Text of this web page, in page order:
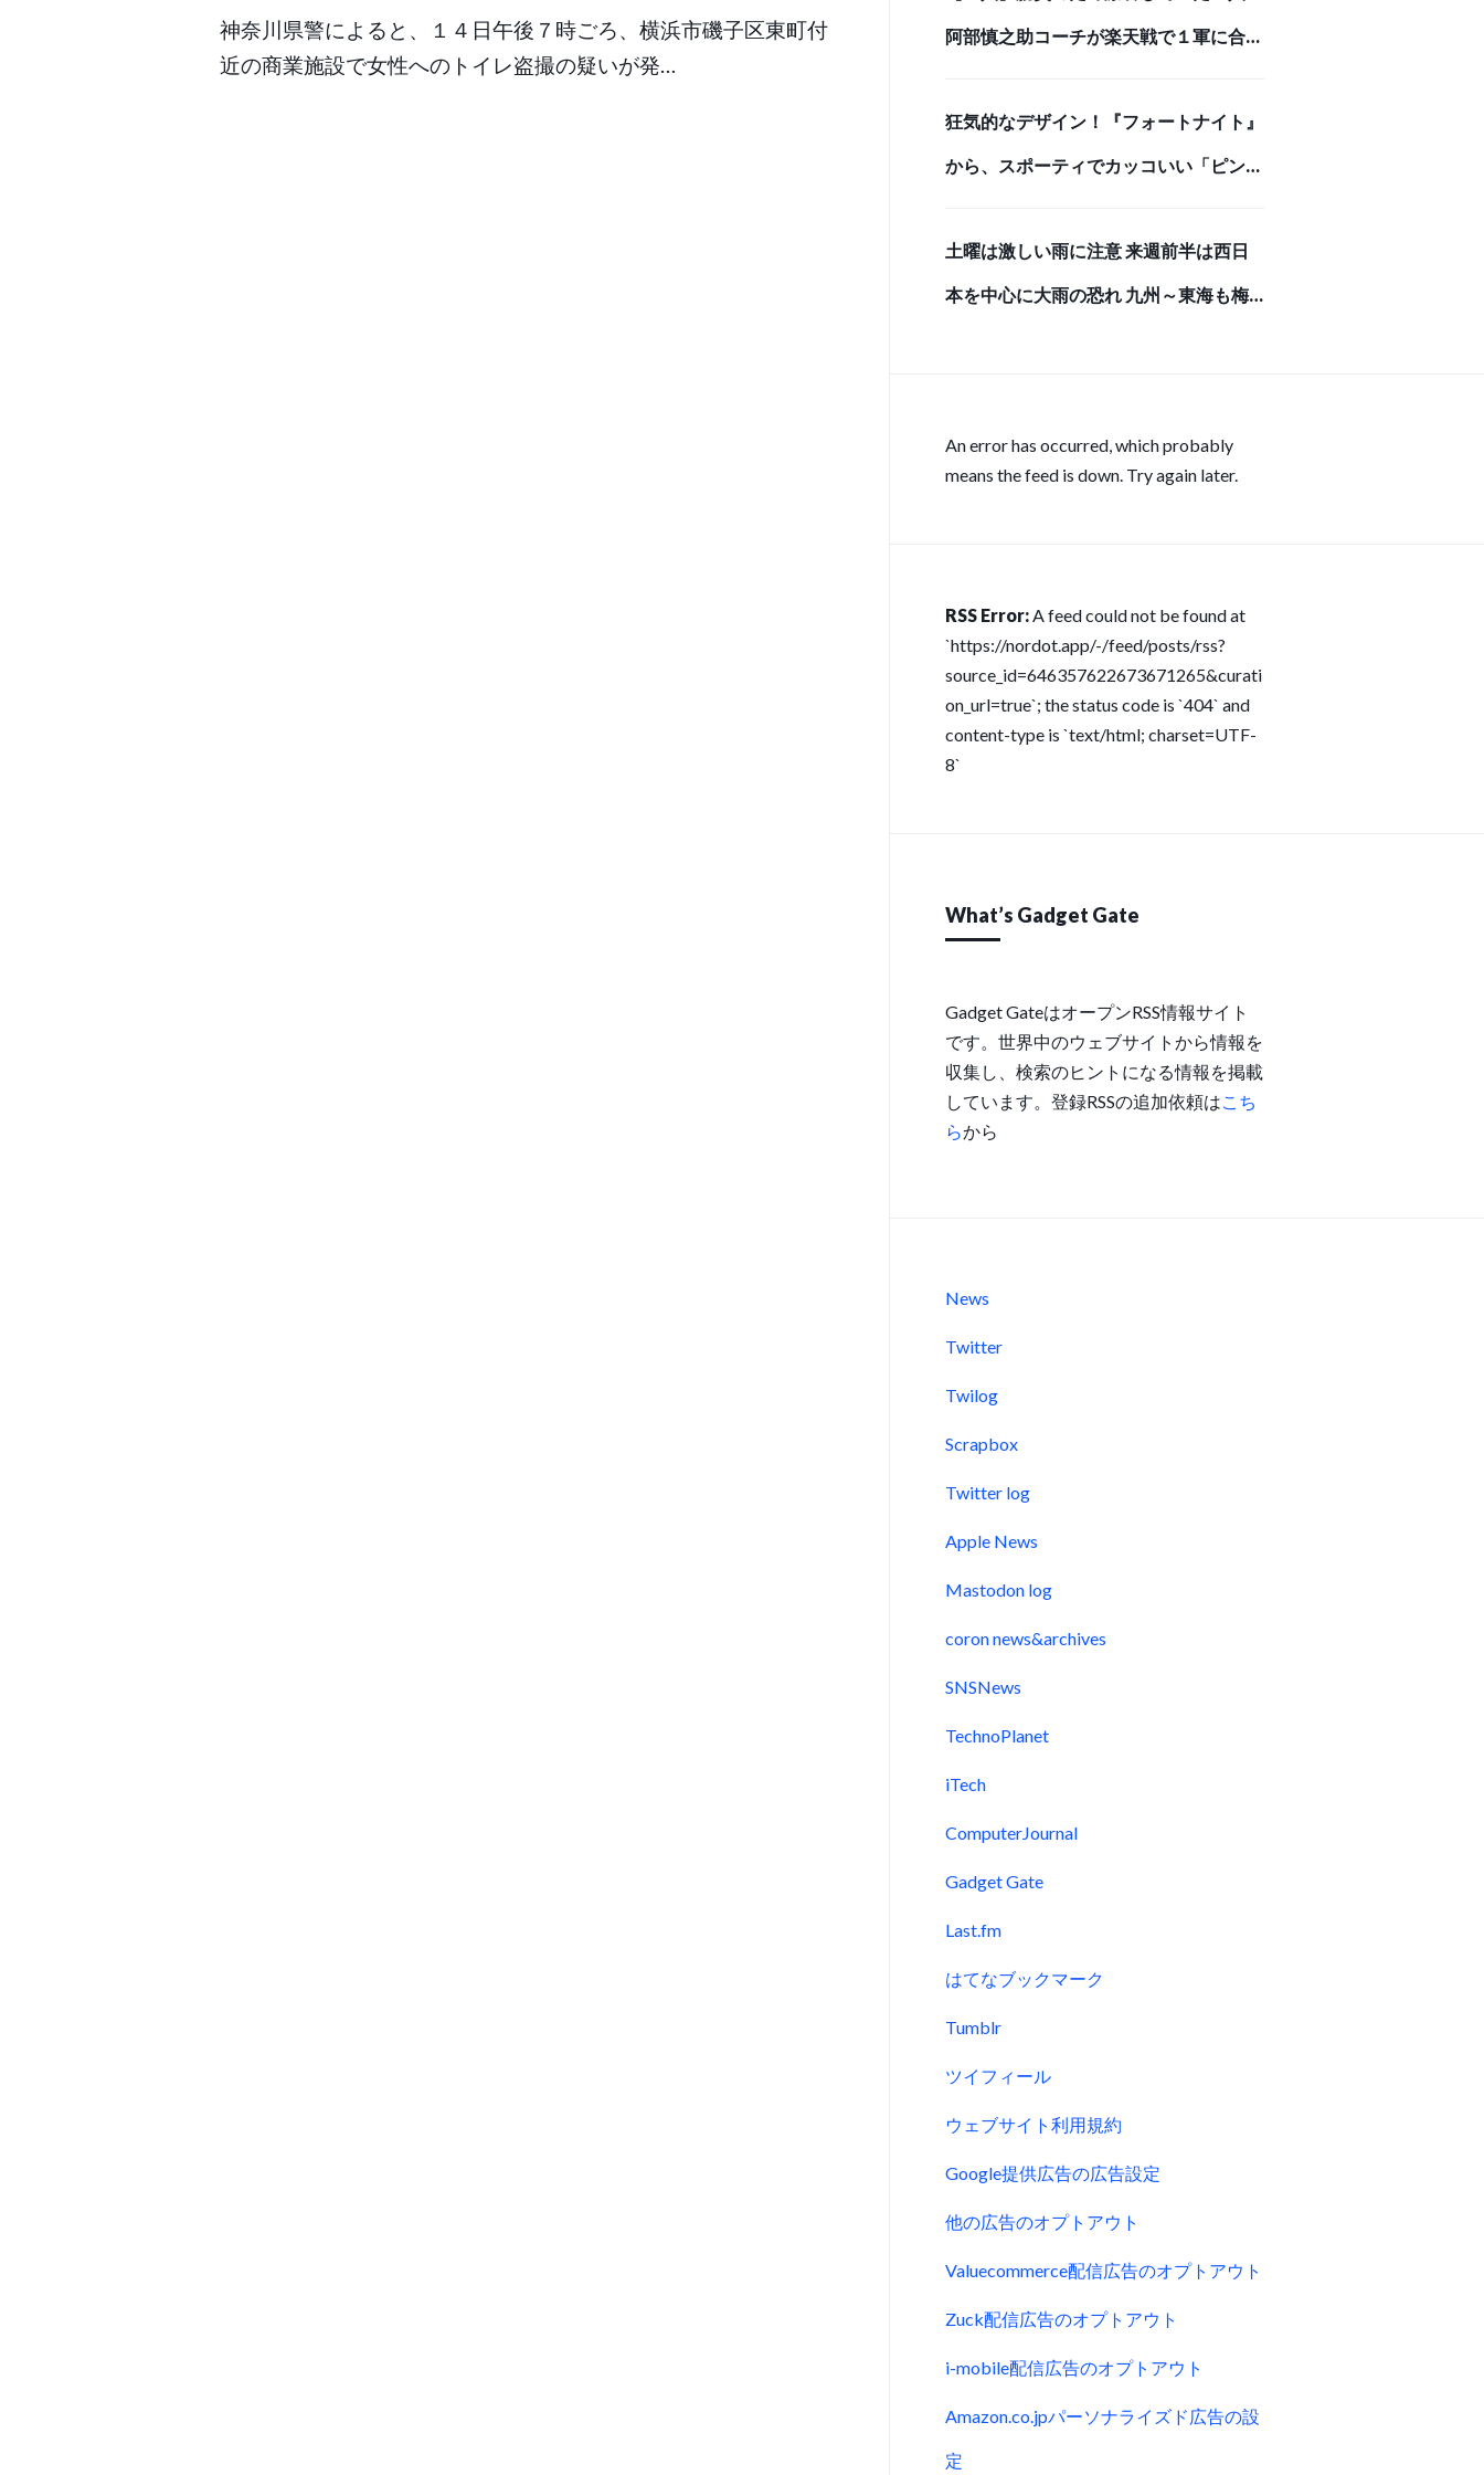
神奈川県警によると、１４日午後７時ごろ、横浜市磯子区東町付
近の商業施設で女性へのトイレ盗撮の疑いが発…
阿部慎之助コーチが楽天戦で１軍に合流
狂気的なデザイン！『フォートナイト』
から、スポーティでカッコいい「ピンク
と、牛革で高級感あふれる長財布で存在
感のある強者になろう！
土曜は激しい雨に注意 来週前半は西日
本を中心に大雨の恐れ 九州～東海も梅
An error has occurred, which probably
means the feed is down. Try again later.
RSS Error:A feed could not be found at
`https://nordot.app/-/feed/posts/rss?
source_id=646357622673671265&curati
on_url=true`; the status code is `404` and
content-type is `text/html; charset=UTF-
8`
What’s Gadget Gate
Gadget GateはオープンRSS情報サイト
です。世界中のウェブサイトから情報を
収集し、検索のヒントになる情報を掲載
しています。登録RSSの追加依頼はこち
らから
News
Twitter
Twilog
Scrapbox
Twitter log
Apple News
Mastodon log
coron news&archives
SNSNews
TechnoPlanet
iTech
ComputerJournal
Gadget Gate
Last.fm
はてなブックマーク
Tumblr
ツイフィール
ウェブサイト利用規約
Google提供広告の広告設定
他の広告のオプトアウト
Valuecommerce配信広告のオプトアウト
Zuck配信広告のオプトアウト
i-mobile配信広告のオプトアウト
Amazon.co.jpパーソナライズド広告の設
定